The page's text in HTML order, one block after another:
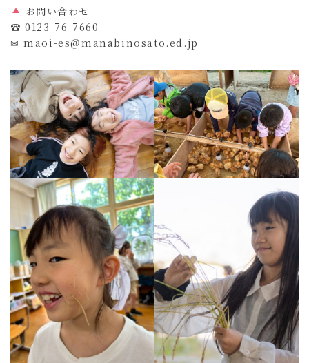
お問い合わせ
☎ 0123-76-7660
✉ maoi-es@manabinosato.ed.jp